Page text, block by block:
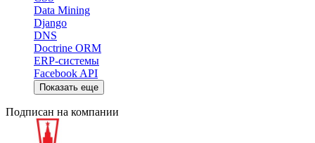
Data Mining
Django
DNS
Doctrine ORM
ERP-системы
Facebook API
Показать еще
Подписан на компании